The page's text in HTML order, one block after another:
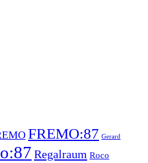
FREMO:87 Gerard
Regalraum Roco